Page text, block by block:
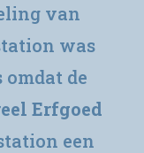
van
was
omdat de
Erfgoed
een